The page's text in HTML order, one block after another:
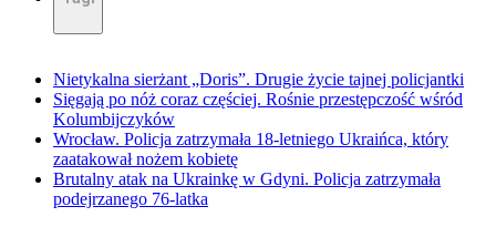
Nietykalna sierżant „Doris”. Drugie życie tajnej policjantki
Sięgają po nóż coraz częściej. Rośnie przestępczość wśród
Kolumbijczyków
Wrocław. Policja zatrzymała 18-letniego Ukraińca, który
zaatakował nożem kobietę
Brutalny atak na Ukrainkę w Gdyni. Policja zatrzymała
podejrzanego 76-latka